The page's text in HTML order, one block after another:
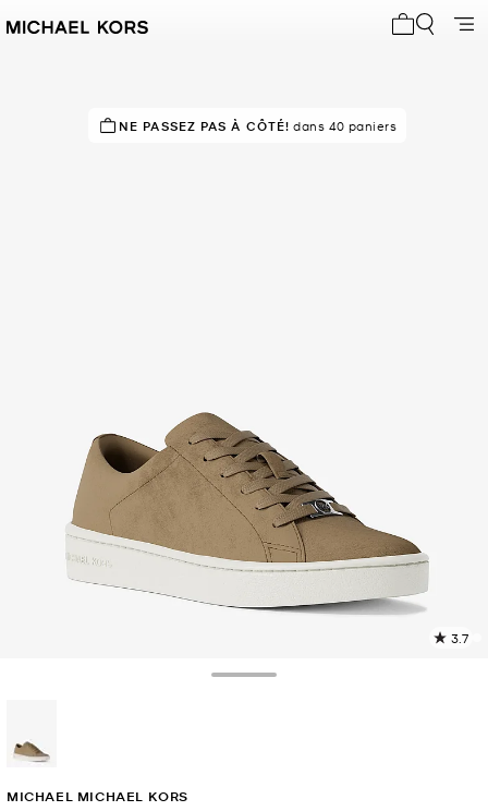
DÉPÊCHEZ-VOUS ! Dernier achat il y a 41 minutes
NE PASSEZ PAS À CÔTÉ! dans 40 paniers
3.7
MICHAEL MICHAEL KORS